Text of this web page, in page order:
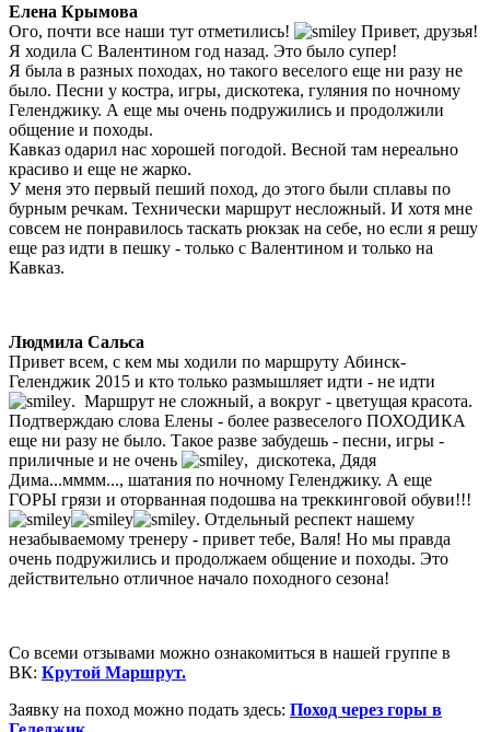
Елена Крымова
Ого, почти все наши тут отметились!
Привет, друзья!
Я ходила С Валентином год назад. Это было супер!
Я была в разных походах, но такого веселого еще ни разу не
было. Песни у костра, игры, дискотека, гуляния по ночному
Геленджику. А еще мы очень подружились и продолжили
общение и походы.
Кавказ одарил нас хорошей погодой. Весной там нереально
красиво и еще не жарко.
У меня это первый пеший поход, до этого были сплавы по
бурным речкам. Технически маршрут несложный. И хотя мне
совсем не понравилось таскать рюкзак на себе, но если я решу
еще раз идти в пешку - только с Валентином и только на
Кавказ.
Людмила Сальса
Привет всем, с кем мы ходили по маршруту Абинск-
Геленджик 2015 и кто только размышляет идти - не идти
. Маршрут не сложный, а вокруг - цветущая красота.
Подтверждаю слова Елены - более развеселого ПОХОДИКА
еще ни разу не было. Такое разве забудешь - песни, игры -
приличные и не очень
, дискотека, Дядя
Дима...мммм..., шатания по ночному Геленджику. А еще
ГОРЫ грязи и оторванная подошва на треккинговой обуви!!!
. Отдельный респект нашему
незабываемому тренеру - привет тебе, Валя! Но мы правда
очень подружились и продолжаем общение и походы. Это
действительно отличное начало походного сезона!
Со всеми отзывами можно ознакомиться в нашей группе в
ВК: Крутой Маршрут.
Заявку на поход можно подать здесь: Поход через горы в